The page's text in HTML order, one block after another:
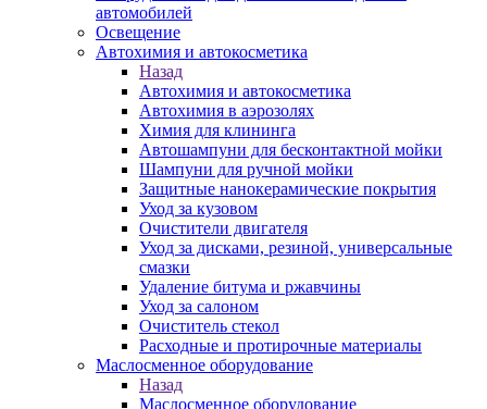
автомобилей
Освещение
Автохимия и автокосметика
Назад
Автохимия и автокосметика
Автохимия в аэрозолях
Химия для клининга
Автошампуни для бесконтактной мойки
Шампуни для ручной мойки
Защитные нанокерамические покрытия
Уход за кузовом
Очистители двигателя
Уход за дисками, резиной, универсальные
смазки
Удаление битума и ржавчины
Уход за салоном
Очиститель стекол
Расходные и протирочные материалы
Маслосменное оборудование
Назад
Маслосменное оборудование